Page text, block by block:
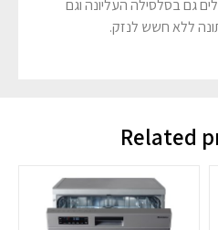
גם בסלסילה העליונה וגם
ללא חשש לנזק.
Related